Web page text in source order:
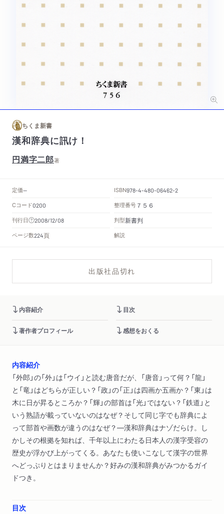
ちくま新書
漢和辞典に訊け！
円満字二郎著
定価-- ISBN978-4-480-06462-2
Cコード0200 整理番号 ７５６
刊行日 2008/12/08 判型新書判
ページ数224頁 解説
出版社品切れ
内容紹介 目次
著作者プロフィール 感想をおくる
内容紹介
「外郎」の「外」は「ウイ」と読む唐音だが、「唐音」って何？「龍」
と「竜」はどちらが正しい？「政」の「正」は四画か五画か？「東」は
木に日が昇るところか？「輝」の部首は「光」ではない？「鉄道」と
いう熟語が載っていないのはなぜ？そして同じ字でも辞典によ
って部首や画数が違うのはなぜ？―漢和辞典はナゾだらけ。し
かしその根拠を知れば、千年以上にわたる日本人の漢字受容の
歴史が浮かび上がってくる。あなたも使いこなして漢字の世界
へどっぷりとはまりませんか？好みの漢和辞典がみつかるガイ
ドつき。
目次